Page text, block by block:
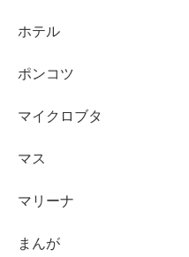
ホテル
ポンコツ
マイクロブタ
マス
マリーナ
まんが